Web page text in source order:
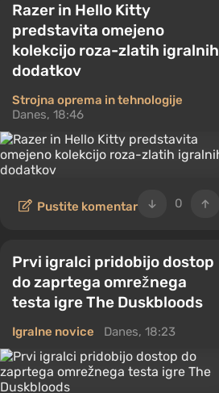
Razer in Hello Kitty
predstavita omejeno
kolekcijo roza-zlatih igralnih
dodatkov
Strojna oprema in tehnologije
Danes, 18:46
0
Pustite komentar
Prvi igralci pridobijo dostop
do zaprtega omrežnega
testa igre The Duskbloods
Igralne novice Danes, 18:23